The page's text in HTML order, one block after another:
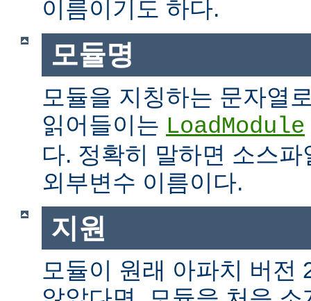
이름이기도 하다.
모듈명
모듈을 지칭하는 문자열
읽어들이는 LoadModule
다. 정확히 말하면 소스
외부변수 이름이다.
지원
모듈이 원래 아파치 버전